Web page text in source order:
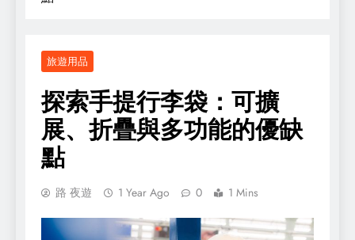
旅遊用品
探索手提行李袋：可擴
展、折疊與多功能的優缺
點
路 夜遊 1 Year Ago 0 1 Mins